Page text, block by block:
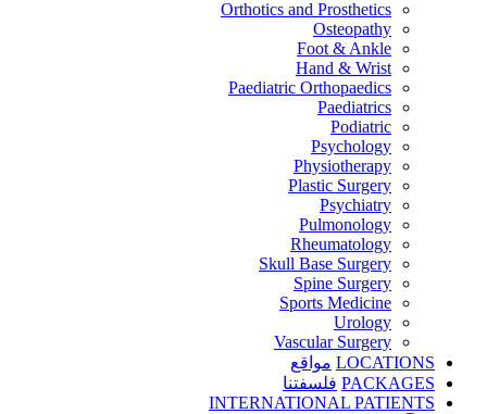
Orthotics and Prosthetics
Osteopathy
Foot & Ankle
Hand & Wrist
Paediatric Orthopaedics
Paediatrics
Podiatric
Psychology
Physiotherapy
Plastic Surgery
Psychiatry
Pulmonology
Rheumatology
Skull Base Surgery
Spine Surgery
Sports Medicine
Urology
Vascular Surgery
LOCATIONS مواقع
PACKAGES فلسفتنا
INTERNATIONAL PATIENTS